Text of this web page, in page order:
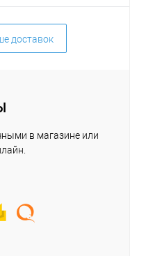
доставок
в магазине или